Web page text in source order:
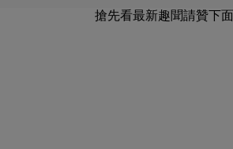
搶先看最新趣聞請贊下